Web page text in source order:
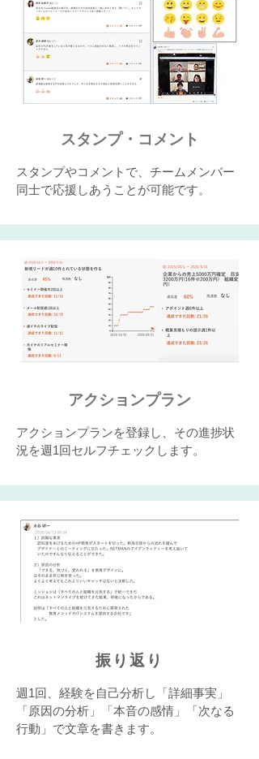
スタンプ・コメント
スタンプやコメントで、チームメンバー
同士で応援しあうことが可能です。
​アクションプラン
アクションプランを登録し、その進捗状
況を週1回セルフチェックします。
振り返り
週1回、経験を自己分析し「詳細事実」
「原因の分析」「本音の感情」「次なる
行動」で文章を書きます。